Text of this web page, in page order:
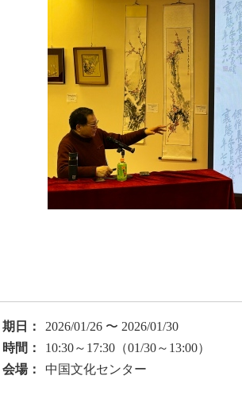
期日：
2026/01/26 〜 2026/01/30
時間：
10:30～17:30（01/30～13:00）
会場：
中国文化センター